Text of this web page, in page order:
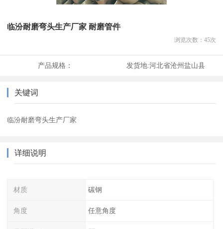
临汾耐磨弯头生产厂家 耐磨管件
浏览次数： 45次
产品规格： 发货地:河北省沧州盐山县
关键词
临汾耐磨弯头生产厂家
详细说明
材质 碳钢
角度 任意角度